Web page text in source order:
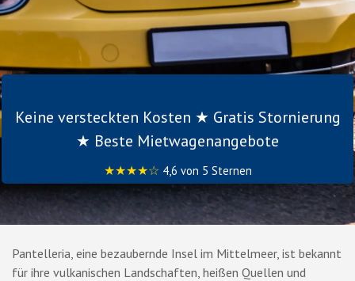
Keine versteckten Kosten ★ Gratis Stornierung
★ Beste Mietwagenangebote
★★★★☆ 4,6 von 5 Sternen
Pantelleria, eine bezaubernde Insel im Mittelmeer, ist bekannt
für ihre vulkanischen Landschaften, heißen Quellen und